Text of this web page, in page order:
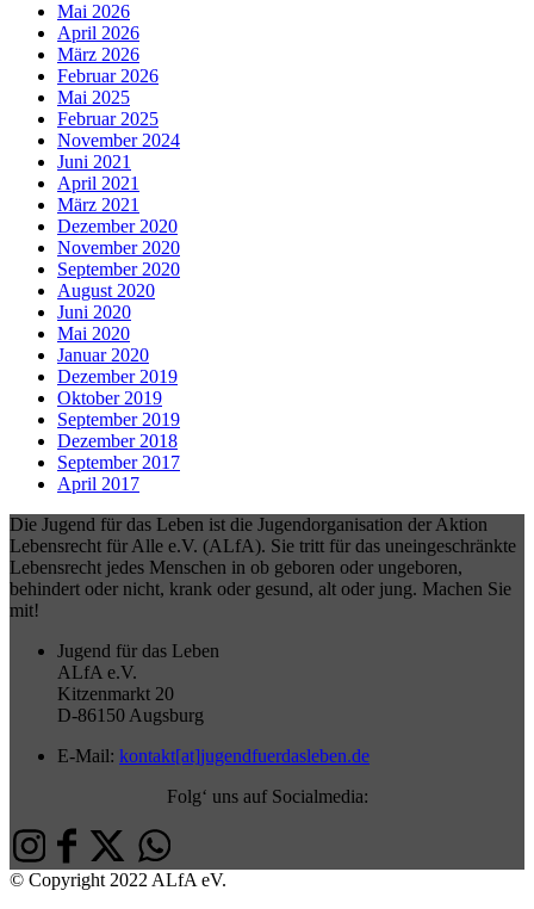
Mai 2026
April 2026
März 2026
Februar 2026
Mai 2025
Februar 2025
November 2024
Juni 2021
April 2021
März 2021
Dezember 2020
November 2020
September 2020
August 2020
Juni 2020
Mai 2020
Januar 2020
Dezember 2019
Oktober 2019
September 2019
Dezember 2018
September 2017
April 2017
Die Jugend für das Leben ist die Jugendorganisation der Aktion
Lebensrecht für Alle e.V. (ALfA). Sie tritt für das uneingeschränkte
Lebensrecht jedes Menschen in ob geboren oder ungeboren,
behindert oder nicht, krank oder gesund, alt oder jung. Machen Sie
mit!
Jugend für das Leben
ALfA e.V.
Kitzenmarkt 20
D-86150 Augsburg
E-Mail: kontakt[at]jugendfuerdasleben.de
Folg‘ uns auf Socialmedia:
© Copyright 2022 ALfA eV.